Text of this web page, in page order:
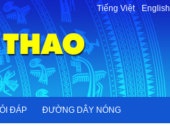
Tiếng Việt-English
ĐÁP ĐƯỜNG DÂY NÓNG